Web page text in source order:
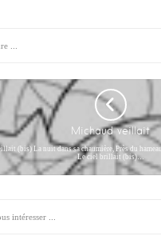
...
Michaud veillait
(bis) La nuit dans sa chaumière, Près du
Le ciel brillait (bis)…
intéresser ...